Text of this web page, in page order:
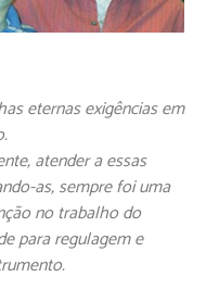
eternas exigências em
atender a essas
as, sempre foi uma
no trabalho do
para regulagem e